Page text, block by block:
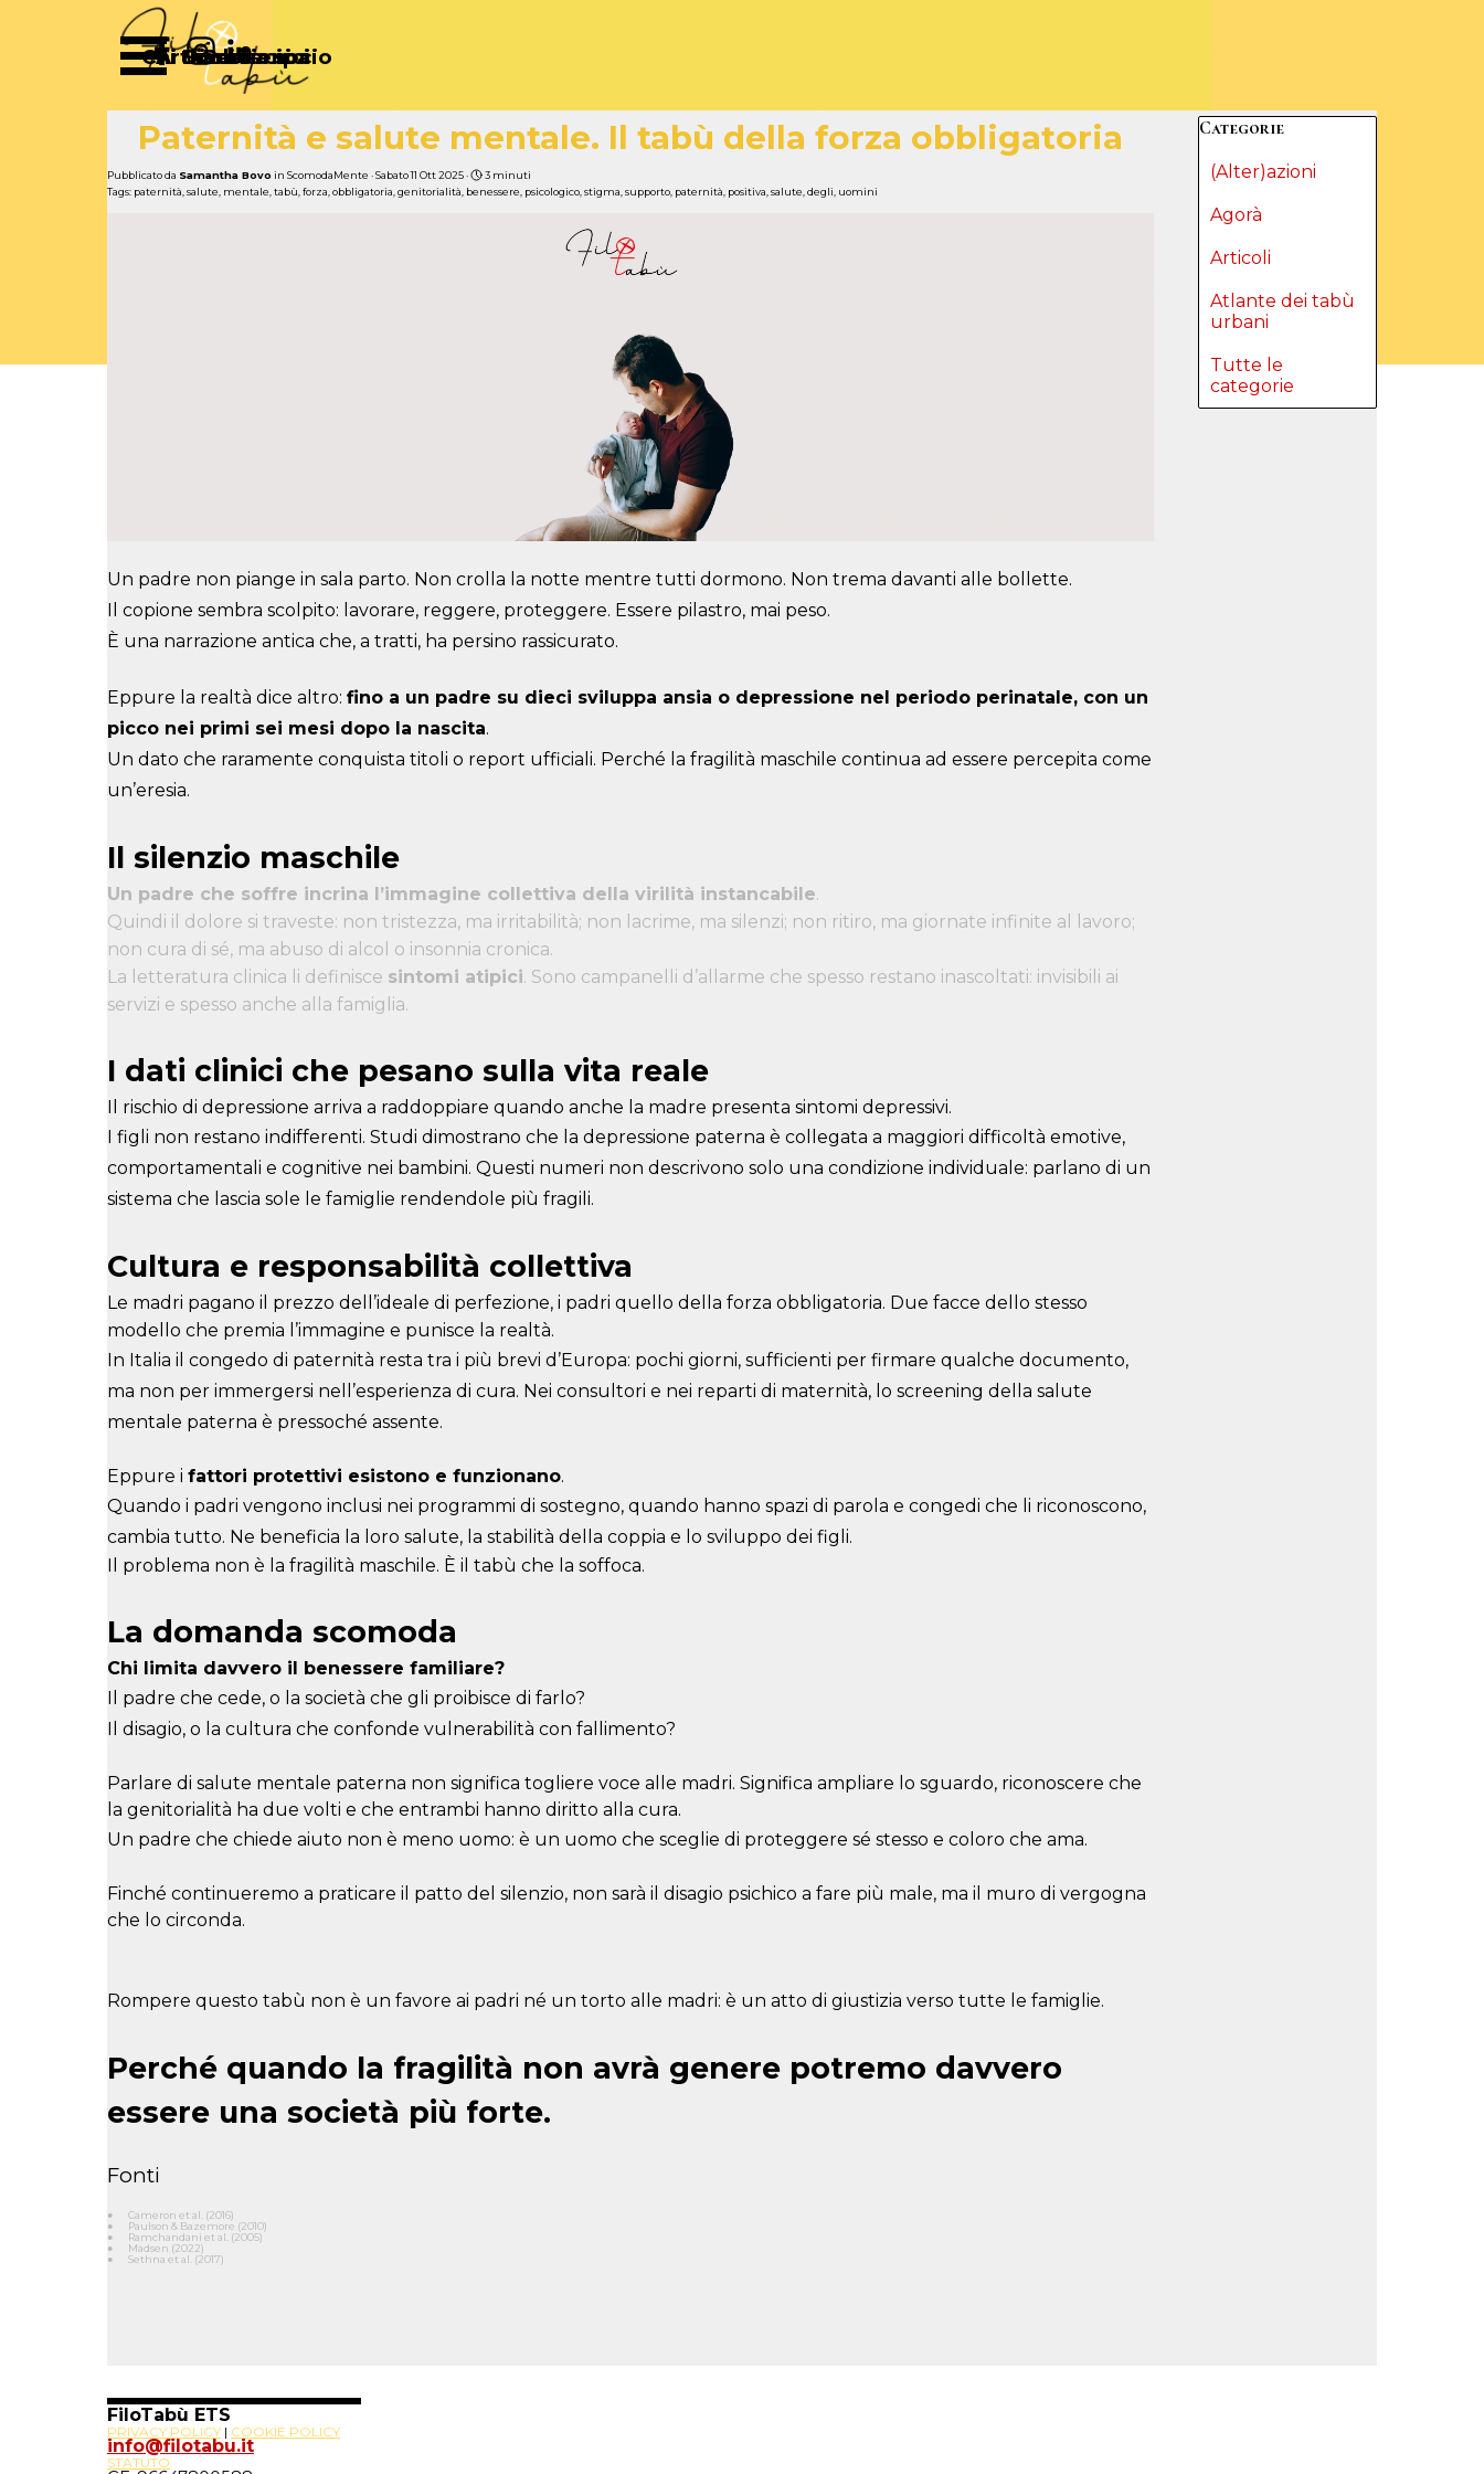
Salta menù
Chi Siamo
ArticoliPartecipa
Sostienici
Diventa socio
Paternità e salute mentale. Il tabù della forza obbligatoria
Pubblicato da Samantha Bovoin ScomodaMente · Sabato 11 Ott 2025 ·
3 minuti
Tags: paternità salute mentale tabù forza obbligatoria genitorialità benessere psicologico stigma supporto paternità positiva salute degli uomini
Un padre non piange in sala parto. Non crolla la notte mentre tutti dormono. Non trema davanti alle bollette.
Il copione sembra scolpito: lavorare, reggere, proteggere. Essere pilastro, mai peso.
È una narrazione antica che, a tratti, ha persino rassicurato.
Eppure la realtà dice altro: fino a un padre su dieci sviluppa ansia o depressione nel periodo perinatale, con un
picco nei primi sei mesi dopo la nascita.
Un dato che raramente conquista titoli o report ufficiali. Perché la fragilità maschile continua ad essere percepita come
un’eresia.
Il silenzio maschile
Un padre che soffre incrina l’immagine collettiva della virilità instancabile.
Quindi il dolore si traveste: non tristezza, ma irritabilità; non lacrime, ma silenzi; non ritiro, ma giornate infinite al lavoro;
non cura di sé, ma abuso di alcol o insonnia cronica.
La letteratura clinica li definisce sintomi atipici. Sono campanelli d’allarme che spesso restano inascoltati: invisibili ai
servizi e spesso anche alla famiglia.
I dati clinici che pesano sulla vita reale
Il rischio di depressione arriva a raddoppiare quando anche la madre presenta sintomi depressivi.
I figli non restano indifferenti. Studi dimostrano che la depressione paterna è collegata a maggiori difficoltà emotive,
comportamentali e cognitive nei bambini. Questi numeri non descrivono solo una condizione individuale: parlano di un
sistema che lascia sole le famiglie rendendole più fragili.
Cultura e responsabilità collettiva
Le madri pagano il prezzo dell’ideale di perfezione, i padri quello della forza obbligatoria. Due facce dello stesso
modello che premia l’immagine e punisce la realtà.
In Italia il congedo di paternità resta tra i più brevi d’Europa: pochi giorni, sufficienti per firmare qualche documento,
ma non per immergersi nell’esperienza di cura. Nei consultori e nei reparti di maternità, lo screening della salute
mentale paterna è pressoché assente.
Eppure i fattori protettivi esistono e funzionano.
Quando i padri vengono inclusi nei programmi di sostegno, quando hanno spazi di parola e congedi che li riconoscono,
cambia tutto. Ne beneficia la loro salute, la stabilità della coppia e lo sviluppo dei figli.
Il problema non è la fragilità maschile. È il tabù che la soffoca.
La domanda scomoda
Chi limita davvero il benessere familiare?
Il padre che cede, o la società che gli proibisce di farlo?
Il disagio, o la cultura che confonde vulnerabilità con fallimento?
Parlare di salute mentale paterna non significa togliere voce alle madri. Significa ampliare lo sguardo, riconoscere che
la genitorialità ha due volti e che entrambi hanno diritto alla cura.
Un padre che chiede aiuto non è meno uomo: è un uomo che sceglie di proteggere sé stesso e coloro che ama.
Finché continueremo a praticare il patto del silenzio, non sarà il disagio psichico a fare più male, ma il muro di vergogna
che lo circonda.
Rompere questo tabù non è un favore ai padri né un torto alle madri: è un atto di giustizia verso tutte le famiglie.
Perché quando la fragilità non avrà genere potremo davvero
essere una società più forte.
Fonti
● Cameron et al. (2016)
● Paulson & Bazemore (2010)
● Ramchandani et al. (2005)
● Madsen (2022)
● Sethna et al. (2017)
Salta blocco Categorie
Categorie
(Alter)azioni
Agorà
Articoli
Atlante dei tabù
urbani
Tutte le
categorie
PRIVACY POLICY | COOKIE POLICY
STATUTO
FiloTabù ETS
info@filotabu.it